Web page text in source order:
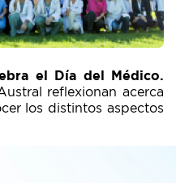
el Día del Médico.
reflexionan acerca
los distintos aspectos